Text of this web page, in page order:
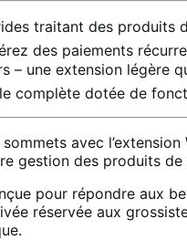
traitant des produits
des paiements
– une extension légère
complète dotée de
avec
gestion des produits
pour répondre aux
réservée aux